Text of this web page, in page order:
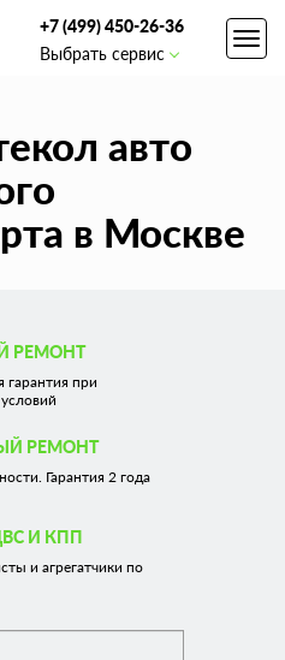
+7 (499) 450-26-36
Выбрать сервис
авто
в Москве
РЕМОНТ
гарантия при
РЕМОНТ
Гарантия 2 года
И КПП
и агрегатчики по